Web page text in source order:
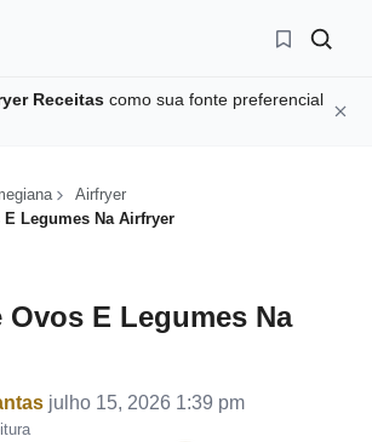
Receitas como sua fonte preferencial
Airfryer
E Legumes Na Airfryer
Ovos E Legumes Na
julho 15, 2026 1:39 pm